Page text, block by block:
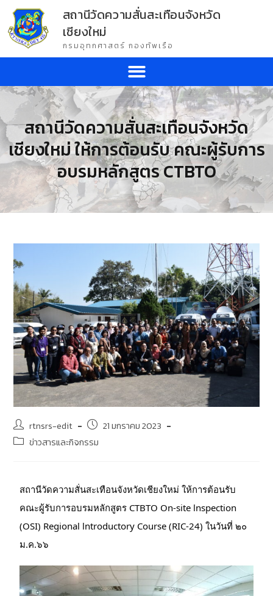
สถานีวัดความสั่นสะเทือนจังหวัด
เชียงใหม่
กรมอุทกศาสตร์ กองทัพเรือ
สถานีวัดความสั่นสะเทือนจังหวัด
เชียงใหม่ ให้การต้อนรับ คณะผู้รับการ
อบรมหลักสูตร CTBTO
rtnsrs-edit
21 มกราคม 2023
ข่าวสารและกิจกรรม
สถานีวัดความสั่นสะเทือนจังหวัดเชียงใหม่ ให้การต้อนรับ
คณะผู้รับการอบรมหลักสูตร CTBTO On-site lnspection
(OSI) Regional lntroductory Course (RIC-24) ในวันที่ ๒๐
ม.ค.๖๖